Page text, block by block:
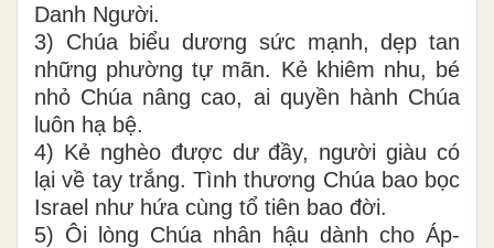
Danh Người.
3) Chúa biểu dương sức mạnh, dẹp tan
những phường tự mãn. Kẻ khiêm nhu, bé
nhỏ Chúa nâng cao, ai quyền hành Chúa
luôn hạ bệ.
4) Kẻ nghèo được dư đầy, người giàu có
lại về tay trắng. Tình thương Chúa bao bọc
Israel như hứa cùng tổ tiên bao đời.
5) Ôi lòng Chúa nhân hậu dành cho Áp-